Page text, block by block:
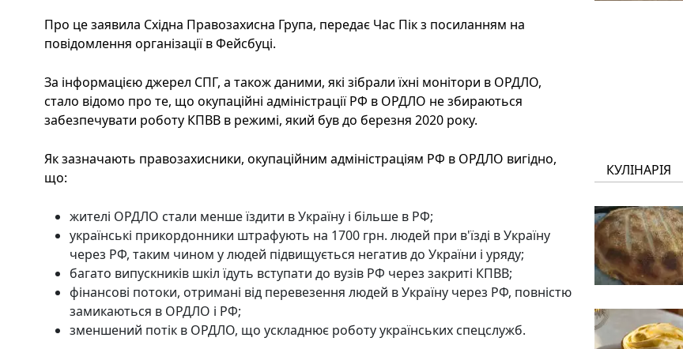
Про це заявила Східна Правозахисна Група, передає Час Пік з посиланням на
повідомлення організації в Фейсбуці.
За інформацією джерел СПГ, а також даними, які зібрали їхні монітори в ОРДЛО,
стало відомо про те, що окупаційні адміністрації РФ в ОРДЛО не збираються
забезпечувати роботу КПВВ в режимі, який був до березня 2020 року.
Як зазначають правозахисники, окупаційним адміністраціям РФ в ОРДЛО вигідно,
що:
жителі ОРДЛО стали менше їздити в Україну і більше в РФ;
українські прикордонники штрафують на 1700 грн. людей при в'їзді в Україну
через РФ, таким чином у людей підвищується негатив до України і уряду;
багато випускників шкіл їдуть вступати до вузів РФ через закриті КПВВ;
фінансові потоки, отримані від перевезення людей в Україну через РФ, повністю
замикаються в ОРДЛО і РФ;
зменшений потік в ОРДЛО, що ускладнює роботу українських спецслужб.
КУЛІНАРІЯ